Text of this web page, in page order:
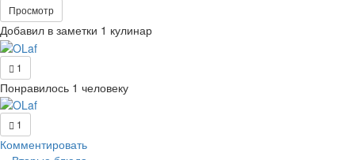
Просмотр
Добавил в заметки 1 кулинар
1
Понравилось 1 человеку
1
Комментировать